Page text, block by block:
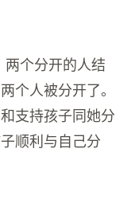
两个分开的人结
个人被分开了。
支持孩子同她分
顺利与自己分